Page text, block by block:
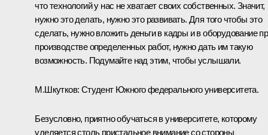
что технологий у нас не хватает своих собственных. Значит,
нужно это делать, нужно это развивать. Для того чтобы это
сделать, нужно вложить деньги в кадры и в оборудование
производстве определенных работ, нужно дать им такую
возможность. Подумайте над этим, чтобы услышали.
М.Шкутков: Студент Южного федерального университета.
Безусловно, приятно обучаться в университете, которому
уделяется столь пристальное внимание со стороны